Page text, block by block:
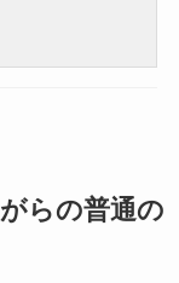
らの普通の